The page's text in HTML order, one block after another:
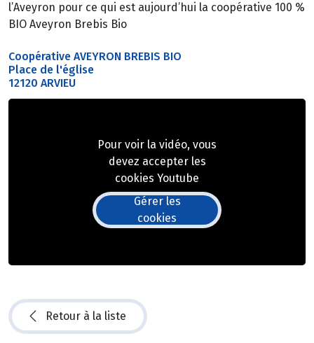
l’Aveyron pour ce qui est aujourd’hui la coopérative 100 %
BIO Aveyron Brebis Bio
Coopérative AVEYRON BREBIS BIO
Place de l'église
12120 ARVIEU
Pour voir la vidéo, vous
devez accepter les
cookies Youtube
Gérer les
cookies
Retour à la liste